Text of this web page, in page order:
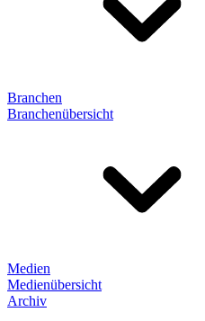
Branchen
Branchenübersicht
Medien
Medienübersicht
Archiv